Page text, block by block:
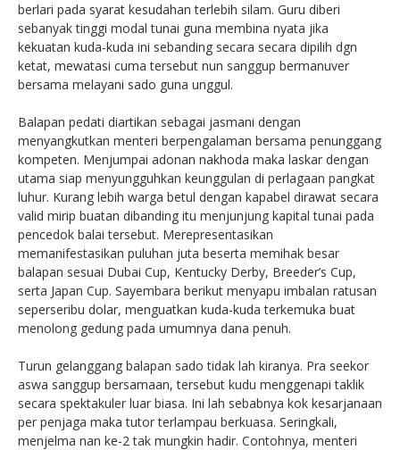
berlari pada syarat kesudahan terlebih silam. Guru diberi
sebanyak tinggi modal tunai guna membina nyata jika
kekuatan kuda-kuda ini sebanding secara secara dipilih dgn
ketat, mewatasi cuma tersebut nun sanggup bermanuver
bersama melayani sado guna unggul.
Balapan pedati diartikan sebagai jasmani dengan
menyangkutkan menteri berpengalaman bersama penunggang
kompeten. Menjumpai adonan nakhoda maka laskar dengan
utama siap menyungguhkan keunggulan di perlagaan pangkat
luhur. Kurang lebih warga betul dengan kapabel dirawat secara
valid mirip buatan dibanding itu menjunjung kapital tunai pada
pencedok balai tersebut. Merepresentasikan
memanifestasikan puluhan juta beserta memihak besar
balapan sesuai Dubai Cup, Kentucky Derby, Breeder’s Cup,
serta Japan Cup. Sayembara berikut menyapu imbalan ratusan
seperseribu dolar, menguatkan kuda-kuda terkemuka buat
menolong gedung pada umumnya dana penuh.
Turun gelanggang balapan sado tidak lah kiranya. Pra seekor
aswa sanggup bersamaan, tersebut kudu menggenapi taklik
secara spektakuler luar biasa. Ini lah sebabnya kok kesarjanaan
per penjaga maka tutor terlampau berkuasa. Seringkali,
menjelma nan ke-2 tak mungkin hadir. Contohnya, menteri